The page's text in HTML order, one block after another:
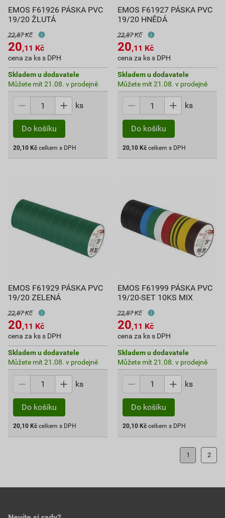
EMOS F61926 PÁSKA PVC
19/20 ŽLUTÁ
22,87 Kč
20,11 Kč
cena za ks s DPH
Skladem u dodavatele
Můžete mít 21.08. v prodejně
ks
Do košíku
20,10 Kč celkem s DPH
EMOS F61927 PÁSKA PVC
19/20 HNĚDÁ
22,87 Kč
20,11 Kč
cena za ks s DPH
Skladem u dodavatele
Můžete mít 21.08. v prodejně
ks
Do košíku
20,10 Kč celkem s DPH
EMOS F61929 PÁSKA PVC
19/20 ZELENÁ
22,87 Kč
20,11 Kč
cena za ks s DPH
Skladem u dodavatele
Můžete mít 21.08. v prodejně
ks
Do košíku
20,10 Kč celkem s DPH
EMOS F61999 PÁSKA PVC
19/20-SET 10KS MIX
22,87 Kč
20,11 Kč
cena za ks s DPH
Skladem u dodavatele
Můžete mít 21.08. v prodejně
ks
Do košíku
20,10 Kč celkem s DPH
1 2